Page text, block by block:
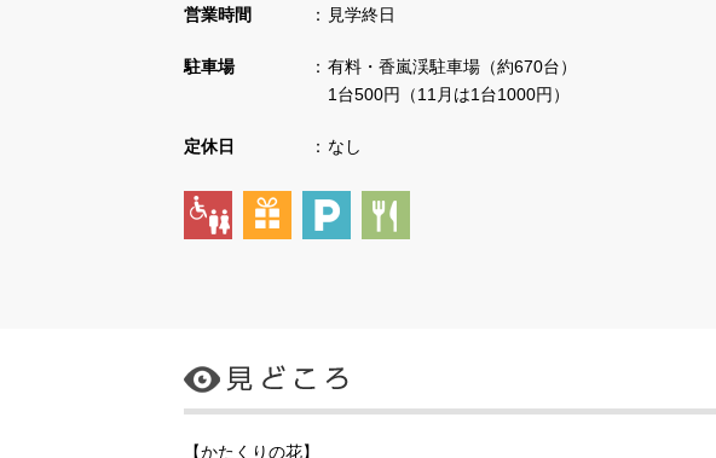
営業時間 見学終日
駐車場
有料・香嵐渓駐車場（約670台）
1台500円（11月は1台1000円）
定休日 なし
【かたくりの花】